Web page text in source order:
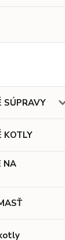
SÚPRAVY
KOTLY
NA